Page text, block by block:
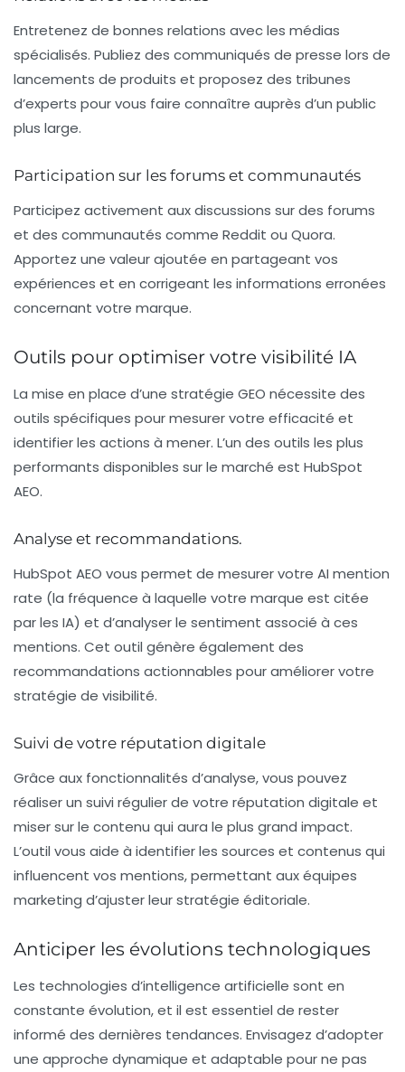
Entretenez de bonnes relations avec les médias
spécialisés. Publiez des communiqués de presse lors de
lancements de produits et proposez des tribunes
d’experts pour vous faire connaître auprès d’un public
plus large.
Participation sur les forums et communautés
Participez activement aux discussions sur des forums
et des communautés comme Reddit ou Quora.
Apportez une valeur ajoutée en partageant vos
expériences et en corrigeant les informations erronées
concernant votre marque.
Outils pour optimiser votre visibilité IA
La mise en place d’une stratégie GEO nécessite des
outils spécifiques pour mesurer votre efficacité et
identifier les actions à mener. L’un des outils les plus
performants disponibles sur le marché est HubSpot
AEO.
Analyse et recommandations.
HubSpot AEO vous permet de mesurer votre AI mention
rate (la fréquence à laquelle votre marque est citée
par les IA) et d’analyser le sentiment associé à ces
mentions. Cet outil génère également des
recommandations actionnables pour améliorer votre
stratégie de visibilité.
Suivi de votre réputation digitale
Grâce aux fonctionnalités d’analyse, vous pouvez
réaliser un suivi régulier de votre réputation digitale et
miser sur le contenu qui aura le plus grand impact.
L’outil vous aide à identifier les sources et contenus qui
influencent vos mentions, permettant aux équipes
marketing d’ajuster leur stratégie éditoriale.
Anticiper les évolutions technologiques
Les technologies d’intelligence artificielle sont en
constante évolution, et il est essentiel de rester
informé des dernières tendances. Envisagez d’adopter
une approche dynamique et adaptable pour ne pas